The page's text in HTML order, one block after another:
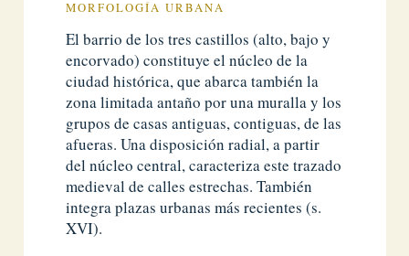
MORFOLOGÍA URBANA
El barrio de los tres castillos (alto, bajo y
encorvado) constituye el núcleo de la
ciudad histórica, que abarca también la
zona limitada antaño por una muralla y los
grupos de casas antiguas, contiguas, de las
afueras. Una disposición radial, a partir
del núcleo central, caracteriza este trazado
medieval de calles estrechas. También
integra plazas urbanas más recientes (s.
XVI).